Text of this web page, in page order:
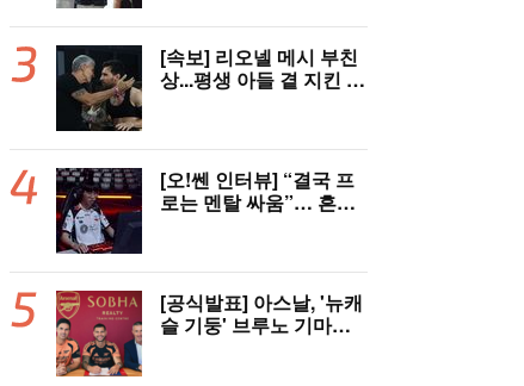
[속보] 리오넬 메시 부친
상...평생 아들 곁 지킨 호
[오!쎈 인터뷰] “결국 프
로는 멘탈 싸움”… 흔들
[공식발표] 아스날, '뉴캐
슬 기둥' 브루노 기마랑